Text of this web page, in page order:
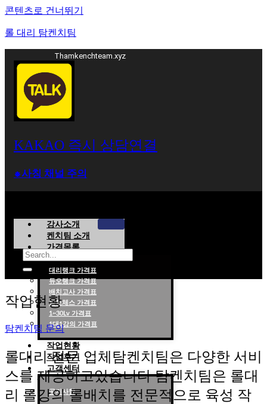
콘텐츠로 건너뛰기
롤 대리 탐켄치팀
Thamkenchteam.xyz
KAKAO 즉시 상담연결
⁕사칭 채널 주의
강사소개
켄치팀 소개
가격목록
대리랭크 가격표
듀오랭크 가격표
배치고사 가격표
롤토체스 가격표
1~30Lv 가격표
1대1강의 가격표
작업현황
작업후기
고객센터
공지사항
작업현황
탐켄치팀 문의
롤대리 전문 업체탐켄치팀은 다양한 서비
스를 제공하고있습니다 탐켄치팀은 롤대
리 롤강의 롤배치를 전문적으로 육성 작